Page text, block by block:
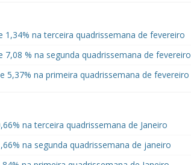
1,34% na terceira quadrissemana de fevereiro
7,08 % na segunda quadrissemana de fevereiro
5,37% na primeira quadrissemana de fevereiro
na terceira quadrissemana de Janeiro
na segunda quadrissemana de janeiro